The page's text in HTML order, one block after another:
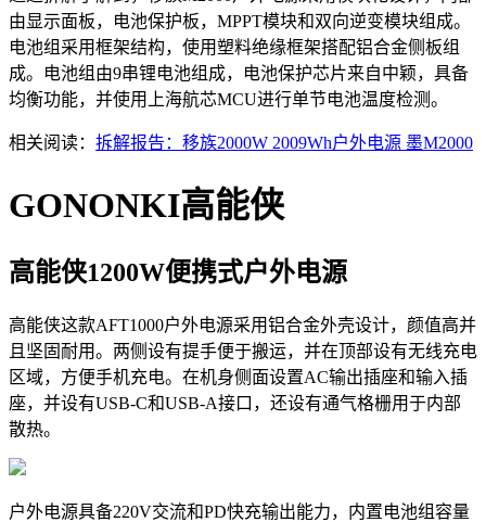
由显示面板，电池保护板，MPPT模块和双向逆变模块组成。
电池组采用框架结构，使用塑料绝缘框架搭配铝合金侧板组
成。电池组由9串锂电池组成，电池保护芯片来自中颖，具备
均衡功能，并使用上海航芯MCU进行单节电池温度检测。
相关阅读： 拆解报告：移族2000W 2009Wh户外电源 墨M2000
GONONKI高能侠
高能侠1200W便携式户外电源
高能侠这款AFT1000户外电源采用铝合金外壳设计，颜值高并
且坚固耐用。两侧设有提手便于搬运，并在顶部设有无线充电
区域，方便手机充电。在机身侧面设置AC输出插座和输入插
座，并设有USB-C和USB-A接口，还设有通气格栅用于内部
散热。
户外电源具备220V交流和PD快充输出能力，内置电池组容量